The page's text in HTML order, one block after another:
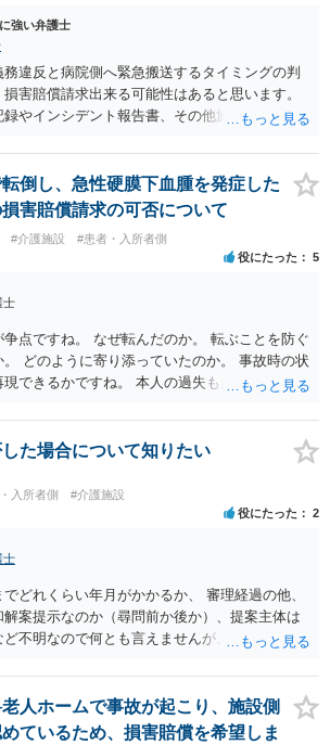
強い弁護士
務違反と病院側へ緊急搬送するタイミングの判
害賠償請求出来る可能性はあると思います。
やインシデント報告書、その他施設内で作成
の記録等を調査してみなければ、裁判で勝て
かまでは判断できません。これはどの介護事
です。 一度弁護士にご相談の上、まずは調査
が良いと思います。
倒し、急性硬膜下血腫を発症した
害賠償請求の可否について
#介護施設 #患者・入所者側
役にたった 5
士
点ですね。 なぜ転んだのか。 転ぶことを防ぐ
どのように寄り添っていたのか。 事故時の状
できるかですね。 本人の過失も多分に影響す
た場合について知りたい
入所者側 #介護施設
役にたった 2
士
どれくらい年月がかかるか、 審理経過の他、
案提示なのか（尋問前か後か）、提案主体は
不明なので何とも言えませんが、通常は、結
原告の主張立証により（一部）勝訴の心証を裁
の上での裁判所案であれば、下がる可能性は必
います。 ＞またこの段階で弁護士を変えること
人ホームで事故が起こり、施設側
ているため、損害賠償を希望しま